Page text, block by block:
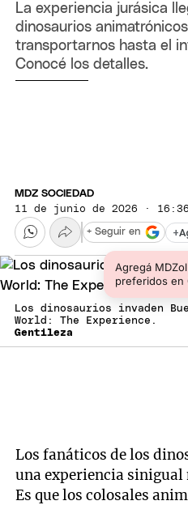
La experiencia jurásica
dinosaurios
transportarnos hasta el
Conocé los detalles.
MDZ SOCIEDAD
11 de junio de 2026 ·
+
Agregá
preferidos en
+ Seguir en
Los dinosaurios invaden
World: The Experience.
Gentileza
Los fanáticos de los
una experiencia sinigual
Es que los colosales